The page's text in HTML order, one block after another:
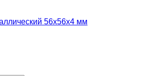
56х56х4 мм